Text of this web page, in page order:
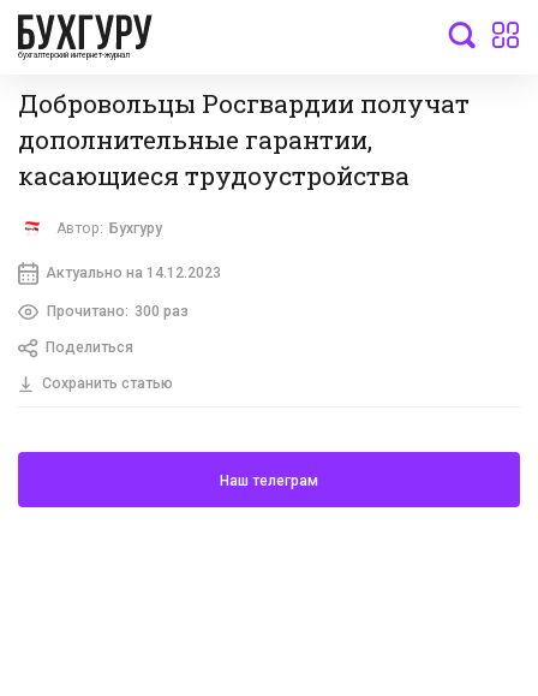
бухгалтерский интернет-журнал
Добровольцы Росгвардии получат
дополнительные гарантии,
касающиеся трудоустройства
Автор: Бухгуру
Актуально на 14.12.2023
Прочитано: 300 раз
Поделиться
Сохранить статью
Наш телеграм